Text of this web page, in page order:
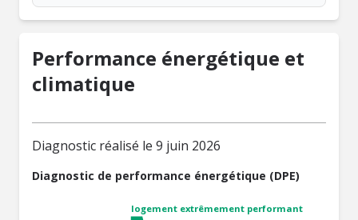
Performance énergétique et
climatique
Diagnostic réalisé le 9 juin 2026
Diagnostic de performance énergétique (DPE)
logement extrêmement performant